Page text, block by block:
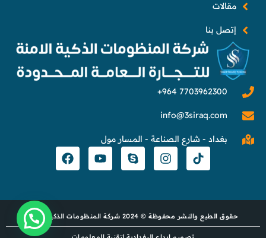
info@3siraq.com
بغداد - شارع الصناعة - المسار مول
مقالات
إتصل بنا
حقوق الطبع والنشر محفوظة © 2024 شركة المنظومات الذكية الآمنة